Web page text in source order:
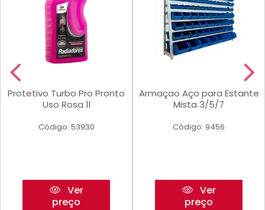
Protetivo Turbo Pro Pronto
Uso Rosa 1l
Código: 53930
Ver
preço
Armaçao Aço para Estante
Mista 3/5/7
Código: 9456
Ver
preço